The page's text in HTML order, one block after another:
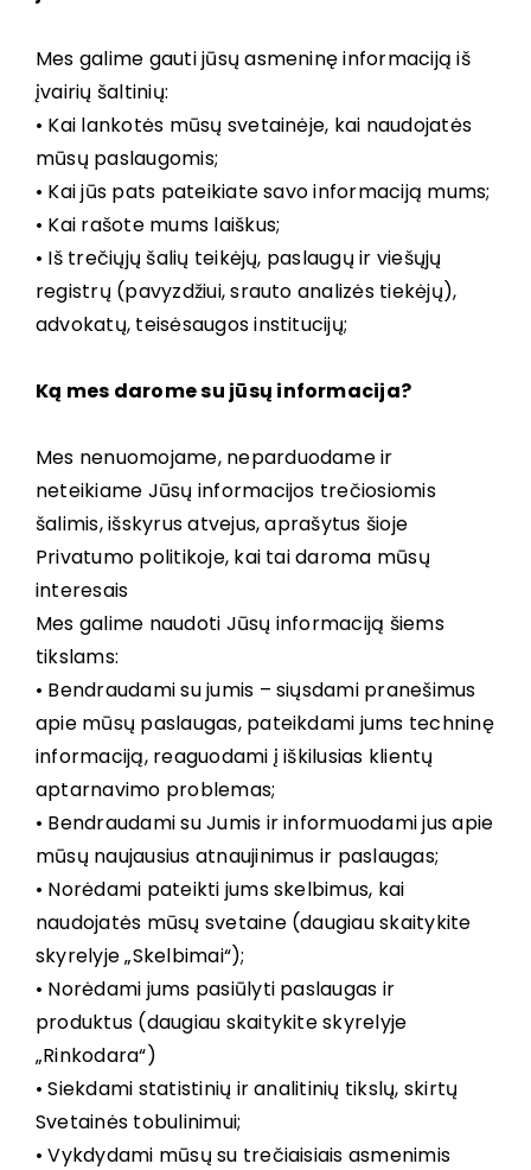
Mes galime gauti jūsų asmeninę informaciją iš
įvairių šaltinių:
• Kai lankotės mūsų svetainėje, kai naudojatės
mūsų paslaugomis;
• Kai jūs pats pateikiate savo informaciją mums;
• Kai rašote mums laiškus;
• Iš trečiųjų šalių teikėjų, paslaugų ir viešųjų
registrų (pavyzdžiui, srauto analizės tiekėjų),
advokatų, teisėsaugos institucijų;
Ką mes darome su jūsų informacija?
Mes nenuomojame, neparduodame ir
neteikiame Jūsų informacijos trečiosiomis
šalimis, išskyrus atvejus, aprašytus šioje
Privatumo politikoje, kai tai daroma mūsų
interesais
Mes galime naudoti Jūsų informaciją šiems
tikslams:
• Bendraudami su jumis – siųsdami pranešimus
apie mūsų paslaugas, pateikdami jums techninę
informaciją, reaguodami į iškilusias klientų
aptarnavimo problemas;
• Bendraudami su Jumis ir informuodami jus apie
mūsų naujausius atnaujinimus ir paslaugas;
• Norėdami pateikti jums skelbimus, kai
naudojatės mūsų svetaine (daugiau skaitykite
skyrelyje „Skelbimai“);
• Norėdami jums pasiūlyti paslaugas ir
produktus (daugiau skaitykite skyrelyje
„Rinkodara“)
• Siekdami statistinių ir analitinių tikslų, skirtų
Svetainės tobulinimui;
• Vykdydami mūsų su trečiaisiais asmenimis